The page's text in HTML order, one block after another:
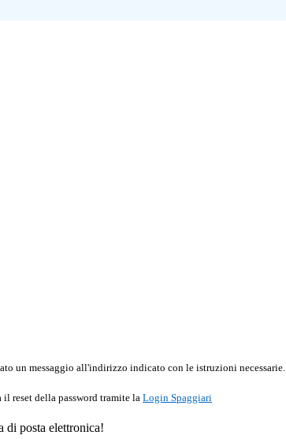
un messaggio all'indirizzo indicato con le istruzioni necessarie.
reset della password tramite la Login Spaggiari
di posta elettronica!